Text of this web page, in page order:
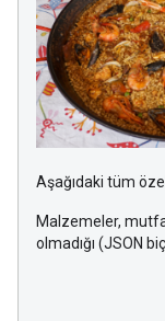
Aşağıdaki tüm
Malzemeler,
olmadığı (JSON